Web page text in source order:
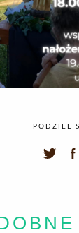
PODZIEL